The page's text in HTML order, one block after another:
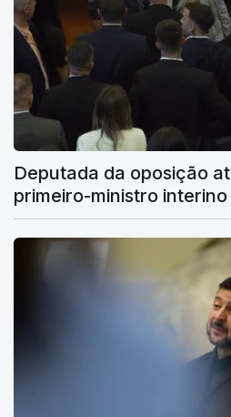
Deputada da oposição
primeiro-ministro